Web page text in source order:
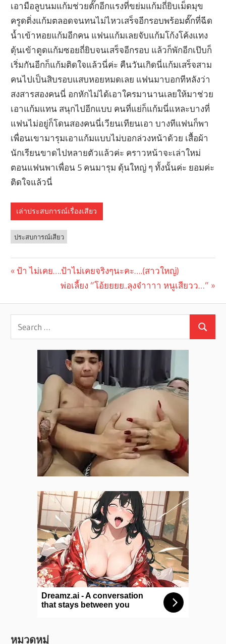
เอามือลูบนมแก้มช่วยตั๊กอีกแรงที่ขย่มแก้มถี่ยิบเม็ดมุข
ครูดติ่งแก้มตลอดจนทนไม่ไหวเสร็จอีกรอบพร้อมตั๊กที่ฉีด
น้ำเข้าหอยแก้มอีกคน แฟนแก้มเลยจับแก้มโก้งโค้งแทง
ดุ้นเข้าตูดแก้มซอยถี่ยิบจนเสร็จอีกรอบ แล้วก็พักอีกเป๊บก็
เริ่มกันอีกก็แก้มติดใจแล้วนี่ค่ะ คืนวันเกิดนี่แก้มเสร็จสาม
คนไปเป็นสิบรอบแสบหอยหมดเลย แฟนมาบอกทีหลังว่า
สงสารสองคนนี่ อกหักไม่ได้เอาใครมานานเลยให้มาช่วย
เอาแก้มแทน สนุกไปอีกแบบ คนที่แย่ก็แก้มนี่แหละบางที่
แฟนไม่อยู่ก็โดนสองคนนี่เวียนเทียนเอา บางทีแฟนก็พา
เพื่อนเขามารุมเอาแก้มแบบไม่บอกล่วงหน้าด้วย เสื้อผ้า
นักเรียนขาดไปหลายตัวแล้วค่ะ คราวหน้าจะเล่าใหม่
ตอนแฟนพาเพื่อน 5 คนมารุม ดุ้นใหญ่ ๆ ทั้งนั้นค่ะ ยอมค่ะ
ติดใจแล้วนี่
เล่าประสบการณ์เรื่องเสียว
ประสบการณ์เสียว
navigation
Previous
ป้า ไม่เคย….ป้าไม่เคยจริงๆนะคะ….(สาวใหญ่)
Next
พ่อเลี้ยง ”โอ้ยยยย..ลุงจ๋าาาา หนูเสียวว…”
หมวดหมู่